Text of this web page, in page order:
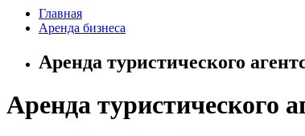
Главная
Аренда бизнеса
Аренда туристического
Аренда туристического